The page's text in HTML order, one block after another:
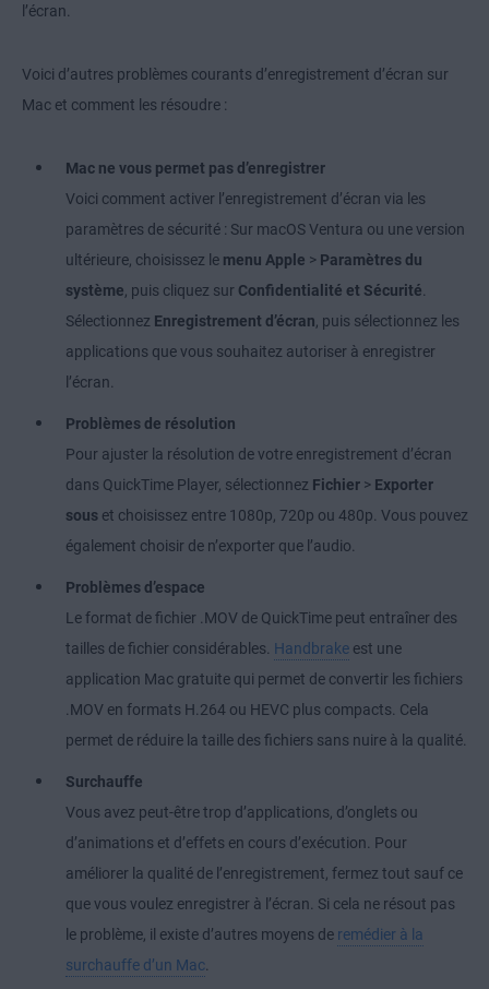
l’écran.
Voici d’autres problèmes courants d’enregistrement d’écran sur
Mac et comment les résoudre :
Mac ne vous permet pas d’enregistrer
Voici comment activer l’enregistrement d’écran via les
paramètres de sécurité : Sur macOS Ventura ou une version
ultérieure, choisissez le menu Apple > Paramètres du
système , puis cliquez sur Confidentialité et Sécurité
Sélectionnez Enregistrement d’écran , puis sélectionnez les
applications que vous souhaitez autoriser à enregistrer
l’écran.
Problèmes de résolution
Pour ajuster la résolution de votre enregistrement d’écran
dans QuickTime Player, sélectionnez Fichier > Exporter
sous et choisissez entre 1080p, 720p ou 480p. Vous pouvez
également choisir de n’exporter que l’audio.
Problèmes d’espace
Le format de fichier .MOV de QuickTime peut entraîner des
tailles de fichier considérables. Handbrake est une
application Mac gratuite qui permet de convertir les fichiers
.MOV en formats H.264 ou HEVC plus compacts. Cela
permet de réduire la taille des fichiers sans nuire à la qualité.
Surchauffe
Vous avez peut-être trop d’applications, d’onglets ou
d’animations et d’effets en cours d’exécution. Pour
améliorer la qualité de l’enregistrement, fermez tout sauf ce
que vous voulez enregistrer à l’écran. Si cela ne résout pas
le problème, il existe d’autres moyens de remédier à la
surchauffe d’un Mac